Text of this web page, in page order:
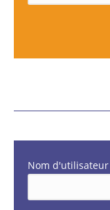
Nom d'utilisateur